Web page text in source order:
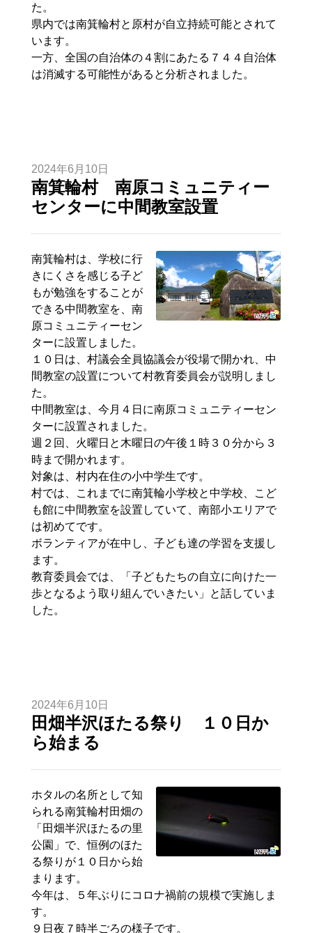
た。
県内では南箕輪村と原村が自立持続可能とされて
います。
一方、全国の自治体の４割にあたる７４４自治体
は消滅する可能性があると分析されました。
2024年6月10日
南箕輪村 南原コミュニティー
センターに中間教室設置
南箕輪村は、学校に行
きにくさを感じる子ど
もが勉強をすることが
できる中間教室を、南
原コミュニティーセン
ターに設置しました。
１０日は、村議会全員協議会が役場で開かれ、中
間教室の設置について村教育委員会が説明しまし
た。
中間教室は、今月４日に南原コミュニティーセン
ターに設置されました。
週２回、火曜日と木曜日の午後１時３０分から３
時まで開かれます。
対象は、村内在住の小中学生です。
村では、これまでに南箕輪小学校と中学校、こど
も館に中間教室を設置していて、南部小エリアで
は初めてです。
ボランティアが在中し、子ども達の学習を支援し
ます。
教育委員会では、「子どもたちの自立に向けた一
歩となるよう取り組んでいきたい」と話していま
した。
2024年6月10日
田畑半沢ほたる祭り １０日か
ら始まる
ホタルの名所として知
られる南箕輪村田畑の
「田畑半沢ほたるの里
公園」で、恒例のほた
る祭りが１０日から始
まります。
今年は、５年ぶりにコロナ禍前の規模で実施しま
す。
９日夜７時半ごろの様子です。